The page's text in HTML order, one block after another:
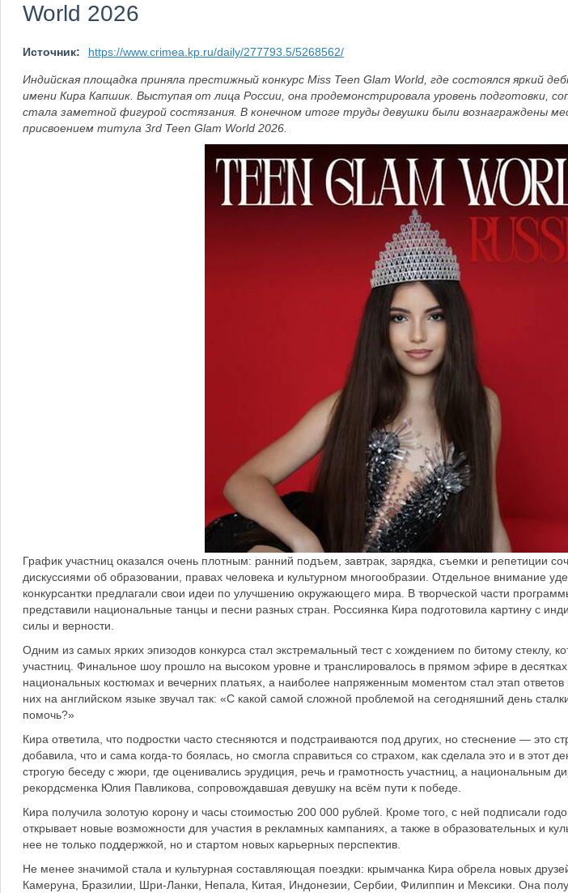
World 2026
Источник: https://www.crimea.kp.ru/daily/277793.5/5268562/
Индийская площадка приняла престижный конкурс Miss Teen Glam World, где состоялся яркий
имени Кира Капшик. Выступая от лица России, она продемонстрировала уровень подготовки,
стала заметной фигурой состязания. В конечном итоге труды девушки были вознаграждены
присвоением титула 3rd Teen Glam World 2026.
График участниц оказался очень плотным: ранний подъем, завтрак, зарядка, съемки и репетиции
дискуссиями об образовании, правах человека и культурном многообразии. Отдельное внимание
конкурсантки предлагали свои идеи по улучшению окружающего мира. В творческой части
представили национальные танцы и песни разных стран. Россиянка Кира подготовила картину с
силы и верности.
Одним из самых ярких эпизодов конкурса стал экстремальный тест с хождением по битому стеклу,
участниц. Финальное шоу прошло на высоком уровне и транслировалось в прямом эфире в десятках
национальных костюмах и вечерних платьях, а наиболее напряженным моментом стал этап
них на английском языке звучал так: «С какой самой сложной проблемой на сегодняшний день
помочь?»
Кира ответила, что подростки часто стесняются и подстраиваются под других, но стеснение — это
добавила, что и сама когда-то боялась, но смогла справиться со страхом, как сделала это и в этот
строгую беседу с жюри, где оценивались эрудиция, речь и грамотность участниц, а национальным
рекордсменка Юлия Павликова, сопровождавшая девушку на всём пути к победе.
Кира получила золотую корону и часы стоимостью 200 000 рублей. Кроме того, с ней подписали
открывает новые возможности для участия в рекламных кампаниях, а также в образовательных и
нее не только поддержкой, но и стартом новых карьерных перспектив.
Не менее значимой стала и культурная составляющая поездки: крымчанка Кира обрела новых
Камеруна, Бразилии, Шри-Ланки, Непала, Китая, Индонезии, Сербии, Филиппин и Мексики. Она